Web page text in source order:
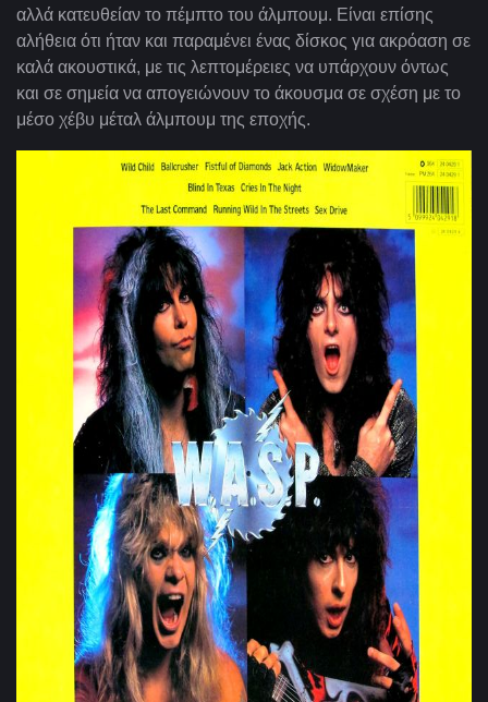
αλλά κατευθείαν το πέμπτο του άλμπουμ. Είναι επίσης
αλήθεια ότι ήταν και παραμένει ένας δίσκος για ακρόαση σε
καλά ακουστικά, με τις λεπτομέρειες να υπάρχουν όντως
και σε σημεία να απογειώνουν το άκουσμα σε σχέση με το
μέσο χέβυ μέταλ άλμπουμ της εποχής.